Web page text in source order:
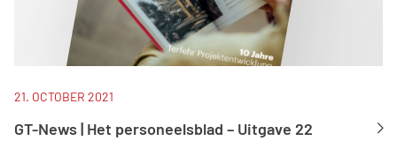
21. OCTOBER 2021
GT-News | Het personeelsblad – Uitgave 22